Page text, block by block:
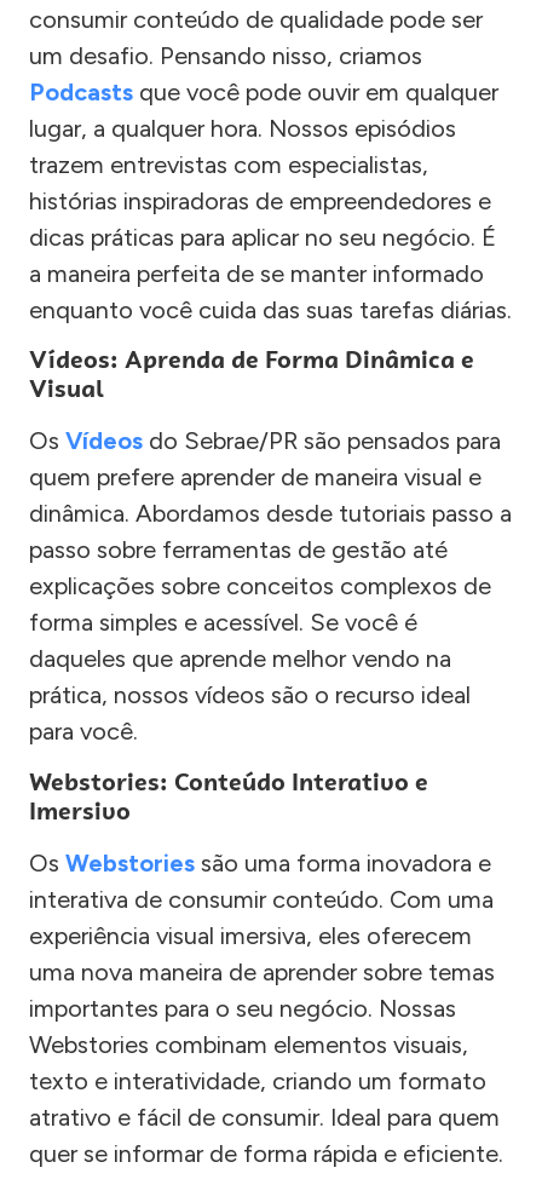
consumir conteúdo de qualidade pode ser
um desafio. Pensando nisso, criamos
Podcasts que você pode ouvir em qualquer
lugar, a qualquer hora. Nossos episódios
trazem entrevistas com especialistas,
histórias inspiradoras de empreendedores e
dicas práticas para aplicar no seu negócio. É
a maneira perfeita de se manter informado
enquanto você cuida das suas tarefas diárias.
Vídeos: Aprenda de Forma Dinâmica e
Visual
Os Vídeos do Sebrae/PR são pensados para
quem prefere aprender de maneira visual e
dinâmica. Abordamos desde tutoriais passo a
passo sobre ferramentas de gestão até
explicações sobre conceitos complexos de
forma simples e acessível. Se você é
daqueles que aprende melhor vendo na
prática, nossos vídeos são o recurso ideal
para você.
Webstories: Conteúdo Interativo e
Imersivo
Os Webstories são uma forma inovadora e
interativa de consumir conteúdo. Com uma
experiência visual imersiva, eles oferecem
uma nova maneira de aprender sobre temas
importantes para o seu negócio. Nossas
Webstories combinam elementos visuais,
texto e interatividade, criando um formato
atrativo e fácil de consumir. Ideal para quem
quer se informar de forma rápida e eficiente.